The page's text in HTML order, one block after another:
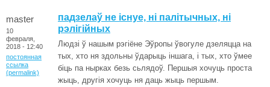
master
10
февраля,
2018 - 12:40
постоянная
ссылка
(permalink)
падзелаў не існуе, ні палітычных, ні
рэлігійных
Людзі ў нашым рэгіёне Эўропы ўвогуле дзеляцца на
тых, хто ня здольны ўдарыць іншага, і тых, хто ўмее
біць па нырках безь сьлядоў. Першыя хочуць проста
жыць, другія хочуць ня даць жыць першым.